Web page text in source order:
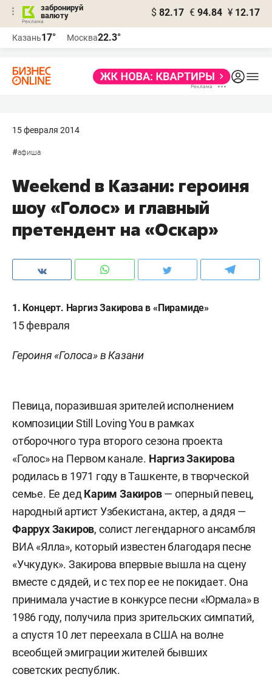
забронируй
валюту
$ 82.17 € 94.84 ¥ 12.17
Казань17° Москва22.3°
15 февраля 2014
#афиша
Weekend в Казани: героиня
шоу «Голос» и главный
претендент на «Оскар»
1. Концерт. Наргиз Закирова в «Пирамиде»
15 февраля
Героиня «Голоса» в Казани
Певица, поразившая зрителей исполнением
композиции Still Loving You в рамках
отборочного тура второго сезона проекта
«Голос» на Первом канале. Наргиз Закирова
родилась в 1971 году в Ташкенте, в творческой
семье. Ее дед Карим Закиров— оперный певец,
народный артист Узбекистана, актер, а дядя —
Фаррух Закиров, солист легендарного ансамбля
ВИА «Ялла», который известен благодаря песне
«Учкудук». Закирова впервые вышла на сцену
вместе с дядей, и с тех пор ее не покидает. Она
принимала участие в конкурсе песни «Юрмала» в
1986 году, получила приз зрительских симпатий,
а спустя 10 лет переехала в США на волне
всеобщей эмиграции жителей бывших
советских республик.